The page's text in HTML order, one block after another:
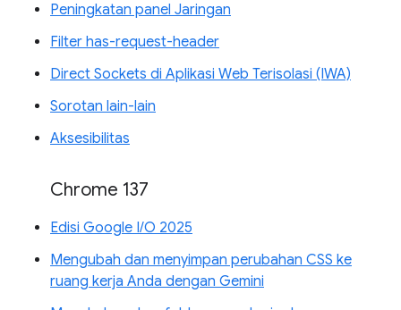
Peningkatan panel Jaringan
Filter has-request-header
Direct Sockets di Aplikasi Web Terisolasi (IWA)
Sorotan lain-lain
Aksesibilitas
Chrome 137
Edisi Google I/O 2025
Mengubah dan menyimpan perubahan CSS ke
ruang kerja Anda dengan Gemini